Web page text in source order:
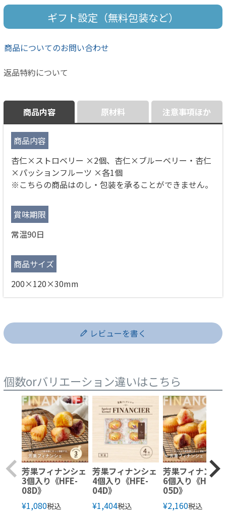
ギフト設定（無料包装など）
商品についてのお問い合わせ
返品特約について
商品内容
商品内容
杏仁×ストロベリー ×2個、杏仁×ブルーベリー・杏仁
×パッションフルーツ ×各1個
※こちらの商品はのし・包装を承ることができません。
賞味期限
常温90日
商品サイズ
200×120×30mm
原材料 注意事項ほか
レビューを書く
個数orバリエーション違いはこちら
芳果フィナンシェ
3個入り《HFE-
08D》
¥1,080税込
芳果フィナンシェ
4個入り《HFE-
04D》
¥1,404税込
芳果フィナンシ
6個入り《HFE-
05D》
¥2,160税込